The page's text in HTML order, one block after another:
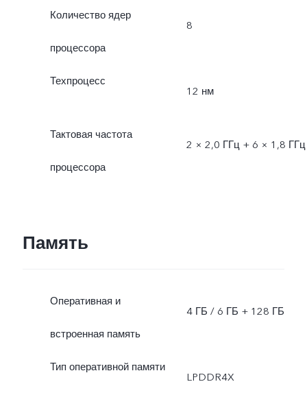
Количество ядер
процессора
8
Техпроцесс
12 нм
Тактовая частота
процессора
2 × 2,0 ГГц + 6 × 1,8 ГГц
Память
Оперативная и
встроенная память
4 ГБ / 6 ГБ + 128 ГБ
Тип оперативной памяти
LPDDR4X